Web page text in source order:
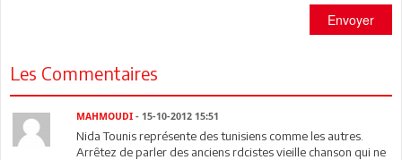
Envoyer
Les Commentaires
MAHMOUDI - 15-10-2012 15:51
Nida Tounis représente des tunisiens comme les autres.
Arrêtez de parler des anciens rdcistes vieille chanson qui ne